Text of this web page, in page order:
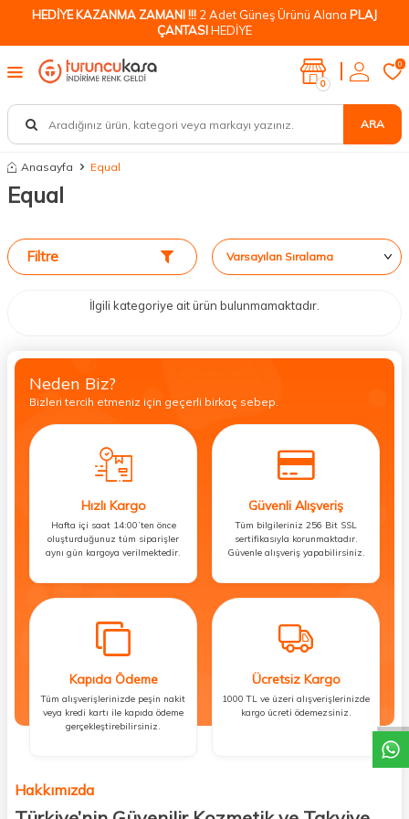
DESTEK
HEDİYE KAZANMA ZAMANI !!! 2 Adet Güneş Ürünü Alana PLAJ
ÇANTASIHEDİYE
ARA
0
0
Anasayfa Equal
Equal
Filtre
İlgili kategoriye ait ürün bulunmamaktadır.
Neden Biz?
Bizleri tercih etmeniz için geçerli birkaç sebep.
Hızlı Kargo
Hafta içi saat 14:00’ten önce
oluşturduğunuz tüm siparişler
aynı gün kargoya verilmektedir.
Güvenli Alışveriş
Tüm bilgileriniz 256 Bit SSL
sertifikasıyla korunmaktadır.
Güvenle alışveriş yapabilirsiniz.
Kapıda Ödeme
Tüm alışverişlerinizde peşin nakit
veya kredi kartı ile kapıda ödeme
gerçekleştirebilirsiniz.
Ücretsiz Kargo
1000 TL ve üzeri alışverişlerinizde
kargo ücreti ödemezsiniz.
Hakkımızda